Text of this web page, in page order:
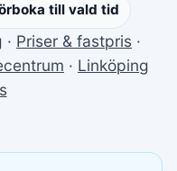
till vald tid
· Priser & fastpris ·
· Linköping